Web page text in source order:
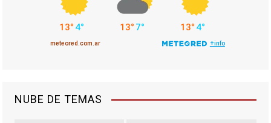
NUBE DE TEMAS